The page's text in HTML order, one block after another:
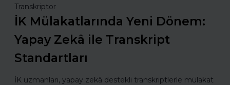
Transkriptor
İK Mülakatlarında Yeni Dönem:
Yapay Zekâ ile Transkript
Standartları
İK uzmanları, yapay zekâ destekli transkriptlerle mülakat